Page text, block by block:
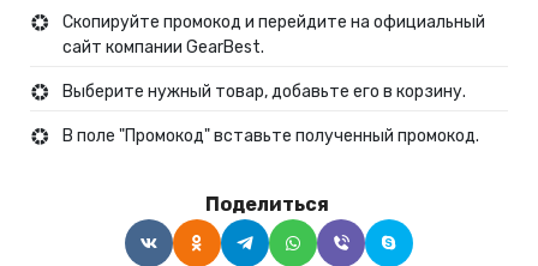
Скопируйте промокод и перейдите на официальный
сайт компании GearBest.
Выберите нужный товар, добавьте его в корзину.
В поле "Промокод" вставьте полученный промокод.
Поделиться